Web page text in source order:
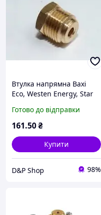
Втулка напрямна Baxi
Eco, Westen Energy, Star
Готово до відправки
161.50₴
Купити
D&P Shop 98%